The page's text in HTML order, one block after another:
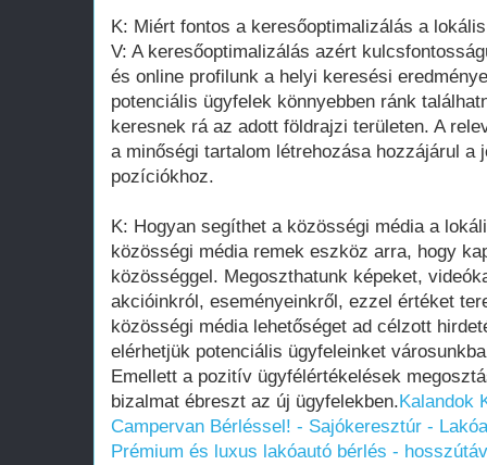
K: Miért fontos a keresőoptimalizálás a
V: A keresőoptimalizálás azért
és online profilunk a helyi keresési
potenciális ügyfelek könnyebben ránk
keresnek rá az adott földrajzi területen. A
a minőségi tartalom létrehozása hozzájárul a
pozíciókhoz.
K: Hogyan segíthet a közösségi média a
közösségi média remek eszköz arra, hogy
közösséggel. Megoszthatunk képeket,
akcióinkról, eseményeinkről, ezzel értéket
közösségi média lehetőséget ad célzott
elérhetjük potenciális ügyfeleinket
Emellett a pozitív ügyfélértékelések
bizalmat ébreszt az új ügyfelekben.Kalandok
Campervan Bérléssel! - Sajókeresztúr -
Prémium és luxus lakóautó bérlés -